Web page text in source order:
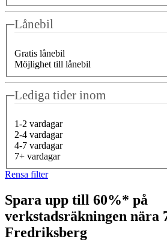
Lånebil
Gratis lånebil
Möjlighet till lånebil
Lediga tider inom
1-2 vardagar
2-4 vardagar
4-7 vardagar
7+ vardagar
Rensa filter
Spara upp till 60%* på
verkstadsräkningen nära
Fredriksberg